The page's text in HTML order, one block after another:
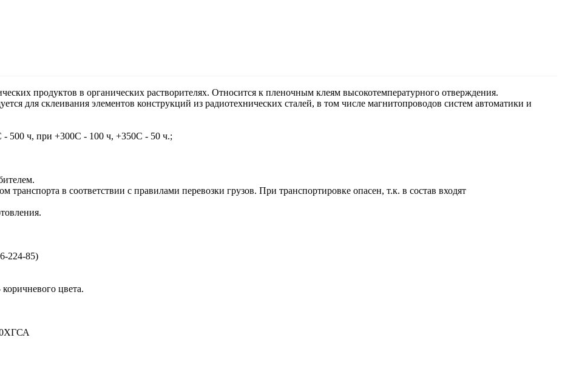
продуктов в органических растворителях. Относится к пленочным клеям высокотемпературного отверждения.
для склеивания элементов конструкций из радиотехнических сталей, в том числе магнитопроводов систем автоматики и
- 500 ч, при +300С - 100 ч, +350С - 50 ч.;
в соответствии с правилами перевозки грузов. При транспортировке опасен, т.к. в состав входят
224-85)
цвета.